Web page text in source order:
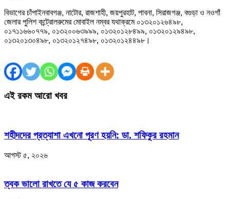
বিভাগের চাঁপাইনবাবগঞ্জ, নাটোর, রাজশাহী, জয়পুরহাট, পাবনা, সিরাজগঞ্জ, বগুড়া ও নওগাঁ
জেলার পুলিশ কন্ট্রোলরুমের মোবাইল নম্বর যথাক্রমে ০১৩২০১২৬৪৯৮,
০১৭১১৬৬০৭৭৯, ০১৩২০০৬৩৯৯৯, ০১৩২০১২৮৪৯৯, ০১৩২০১২৯৪৯৮,
০১৩২০১৩০৪৯৮, ০১৩২০১২৭৪৯৮, ০১৩২০১২৪৪৯৮।
এই রকম আরো খবর
শহীদদের প্রত্যাশা এখনো পূরণ হয়নি: ডা. শফিকুর রহমান
আগস্ট ৫, ২০২৬
ত্বক ভালো রাখতে যে ৫ কাজ করবেন